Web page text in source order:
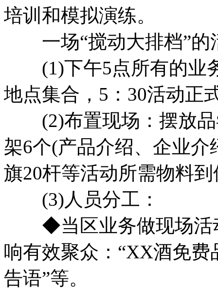
培训和模拟演练。
一场“搅动大排档”的
(1)下午5点所有的业
地点集合，5：30活动正
(2)布置现场：摆放品
架6个(产品介绍、企业
旗20杆等活动所需物料
(3)人员分工：
◆当区业务做现场活
响有效聚众：“XX酒免费
告语”等。